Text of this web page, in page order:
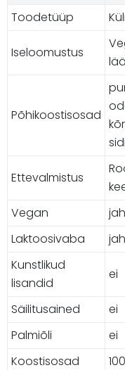
Toodetüüp
Iseloomustus
Põhikoostisosad
Ettevalmistus
Vegan
jah
Laktoosivaba
jah
Kunstlikud
lisandid
ei
Säilitusained
ei
Palmiõli
ei
Koostisosad